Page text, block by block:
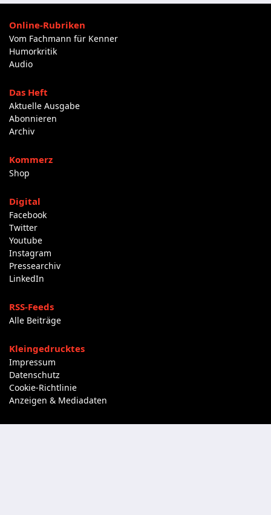
Online-Rubriken
Vom Fachmann für Kenner
Humorkritik
Audio
Das Heft
Aktuelle Ausgabe
Abonnieren
Archiv
Kommerz
Shop
Digital
Facebook
Twitter
Youtube
Instagram
Pressearchiv
LinkedIn
RSS-Feeds
Alle Beiträge
Kleingedrucktes
Impressum
Datenschutz
Cookie-Richtlinie
Anzeigen & Mediadaten